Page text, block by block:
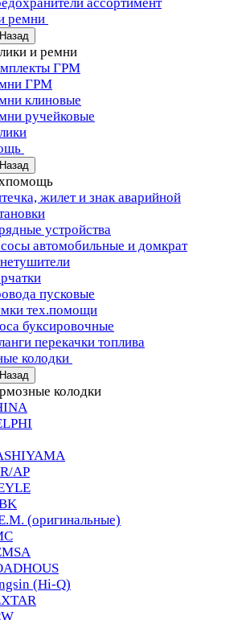
ремни
Назад
и ремни
ГРМ
ГРМ
клиновые
ручейковые
Назад
жилет и знак аварийной
устройства
автомобильные и домкрат
пусковые
тех.помощи
буксировочные
перекачки топлива
колодки
Назад
колодки
AP
(оригинальные)
(Hi-Q)